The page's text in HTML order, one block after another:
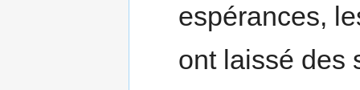
espérances,
ont laissé des